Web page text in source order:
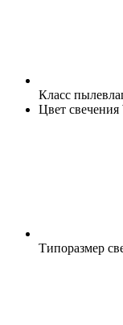
Класс
Цвет свечения
Типоразмер